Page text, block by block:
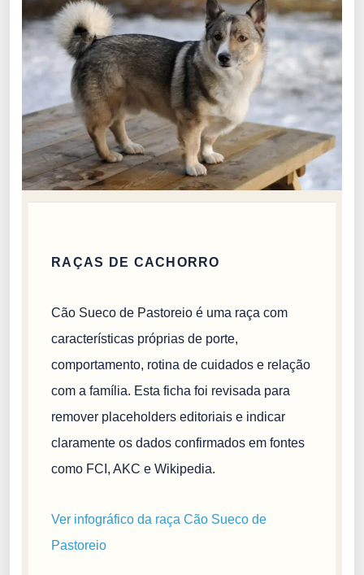
RAÇAS DE CACHORRO
Cão Sueco de Pastoreio é uma raça com
características próprias de porte,
comportamento, rotina de cuidados e relação
com a família. Esta ficha foi revisada para
remover placeholders editoriais e indicar
claramente os dados confirmados em fontes
como FCI, AKC e Wikipedia.
Ver infográfico da raça Cão Sueco de
Pastoreio